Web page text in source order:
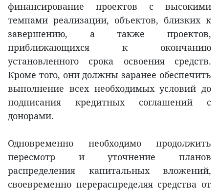
финансирование проектов с высокими
темпами реализации, объектов, близких к
завершению, а также проектов,
приближающихся к окончанию
установленного срока освоения средств.
Кроме того, они должны заранее обеспечить
выполнение всех необходимых условий до
подписания кредитных соглашений с
донорами.
Одновременно необходимо продолжить
пересмотр и уточнение планов
распределения капитальных вложений,
своевременно перераспределяя средства от